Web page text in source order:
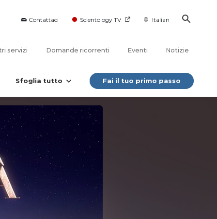
Contattaci Scientology TV Italian
servizi Domande ricorrenti Eventi Notizie
Sfoglia tutto Fai il tuo primo passo